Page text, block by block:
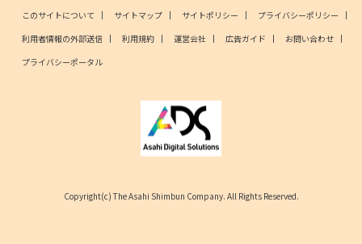
このサイトについて サイトマップ サイトポリシー
プライバシーポリシー
利用者情報の外部送信
利用規約 運営会社 広告ガイド
お問い合わせ
プライバシーポータル
Copyright(c) The Asahi Shimbun Company. All Rights Reserved.